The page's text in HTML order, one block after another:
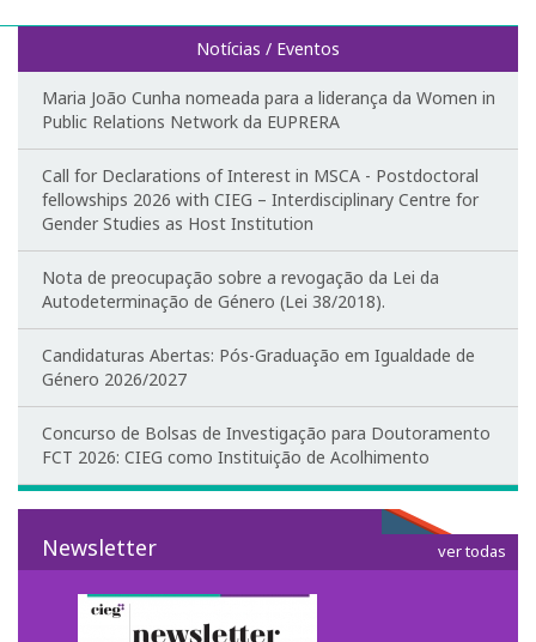
Pós-Graduação em Igualdade de Género
Mestrado em Família e Género
Doutoramento em Estudos de Género
Formação
1ª Edição do Curso de Formação Especializada em
Igualdade de Género
2ª Edição do Curso de Formação Especializada em
Igualdade de Género
3ª Edição do Curso de Formação Especializada em
Igualdade de Género
Curso de Formação Especializada em Igualdade de
Testemunhos
Notícias / Eventos
Maria João Cunha nomeada para a liderança da Women in
Public Relations Network da EUPRERA
Call for Declarations of Interest in MSCA - Postdoctoral
fellowships 2026 with CIEG – Interdisciplinary Centre for
Gender Studies as Host Institution
Nota de preocupação sobre a revogação da Lei da
Autodeterminação de Género (Lei 38/2018).
Candidaturas Abertas: Pós-Graduação em Igualdade de
Género 2026/2027
Concurso de Bolsas de Investigação para Doutoramento
FCT 2026: CIEG como Instituição de Acolhimento
Newsletter ver todas